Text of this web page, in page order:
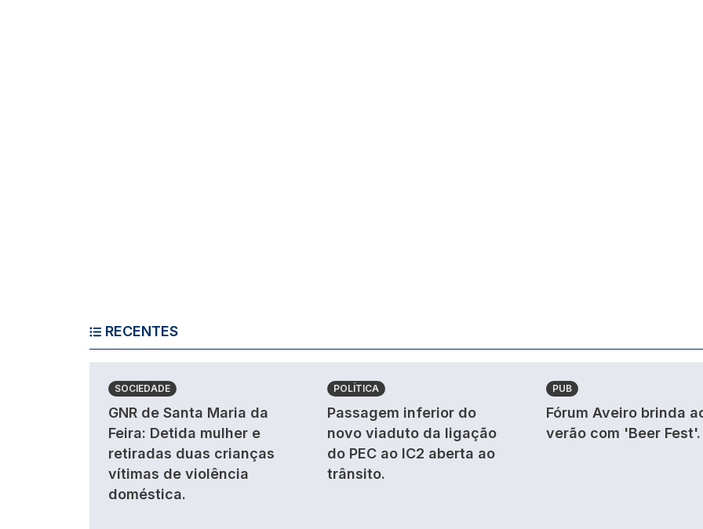
RECENTES
SOCIEDADE
GNR de Santa Maria da
Feira: Detida mulher e
retiradas duas crianças
vítimas de violência
doméstica.
POLÍTICA
Passagem inferior do
novo viaduto da ligação
do PEC ao IC2 aberta ao
trânsito.
PUB
Fórum Aveiro brinda
verão com 'Beer Fest'.